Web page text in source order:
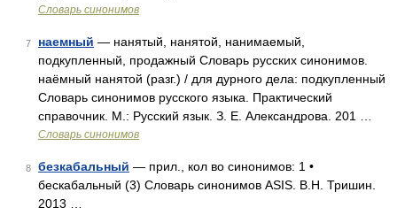
Словарь синонимов
7 наемный — нанятый, нанятой, нанимаемый,
подкупленный, продажный Словарь русских синонимов.
наёмный нанятой (разг.) / для дурного дела: подкупленный
Словарь синонимов русского языка. Практический
справочник. М.: Русский язык. З. Е. Александрова. 201 …
Словарь синонимов
8 безкабальный — прил., кол во синонимов: 1 •
бескабальный (3) Словарь синонимов ASIS. В.Н. Тришин.
2013 …